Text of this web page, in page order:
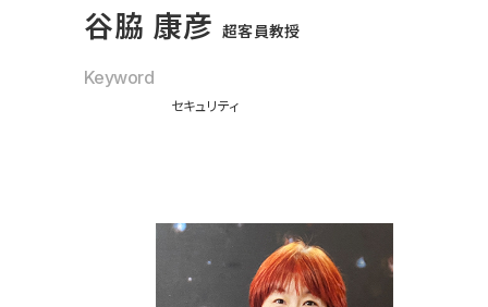
谷脇 康彦 超客員教授
Keyword
セキュリティ